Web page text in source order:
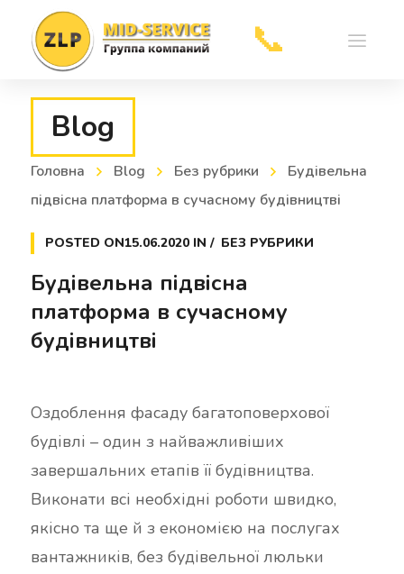
Blog
Головна Blog Без рубрики
Будівельна
підвісна платформа в сучасному будівництві
POSTED ON15.06.2020IN БЕЗ РУБРИКИ
Будівельна підвісна
платформа в сучасному
будівництві
Оздоблення фасаду багатоповерхової
будівлі – один з найважливіших
завершальних етапів її будівництва.
Виконати всі необхідні роботи швидко,
якісно та ще й з економією на послугах
вантажників, без будівельної люльки